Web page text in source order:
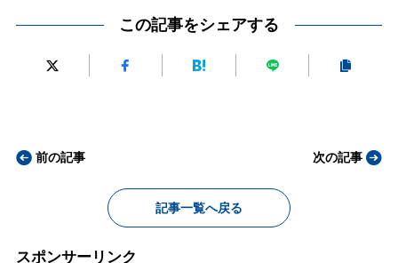
この記事をシェアする
前の記事
記事一覧へ戻る
次の記事
スポンサーリンク